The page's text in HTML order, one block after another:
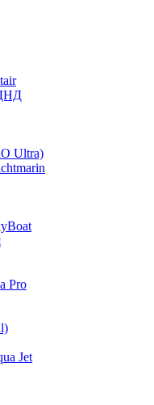
Ultra)
Pro
Jet